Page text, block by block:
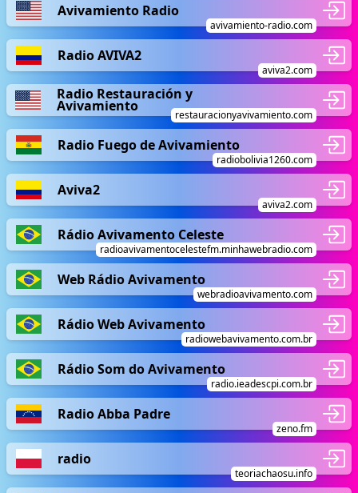
Avivamiento Radio
avivamiento-radio.com
Radio AVIVA2
aviva2.com
Radio Restauración y
Avivamiento
restauracionyavivamiento.com
Radio Fuego de Avivamiento
radiobolivia1260.com
Aviva2
aviva2.com
Rádio Avivamento Celeste
radioavivamentocelestefm.minhawebradio.com
Web Rádio Avivamento
webradioavivamento.com
Rádio Web Avivamento
radiowebavivamento.com.br
Rádio Som do Avivamento
radio.ieadescpi.com.br
Radio Abba Padre
zeno.fm
radio
teoriachaosu.info